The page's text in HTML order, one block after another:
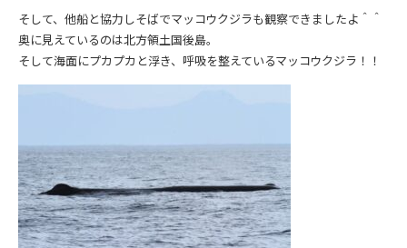
そして、他船と協力しそばでマッコウクジラも観察できましたよ＾＾
奥に見えているのは北方領土国後島。
そして海面にプカプカと浮き、呼吸を整えているマッコウクジラ！！